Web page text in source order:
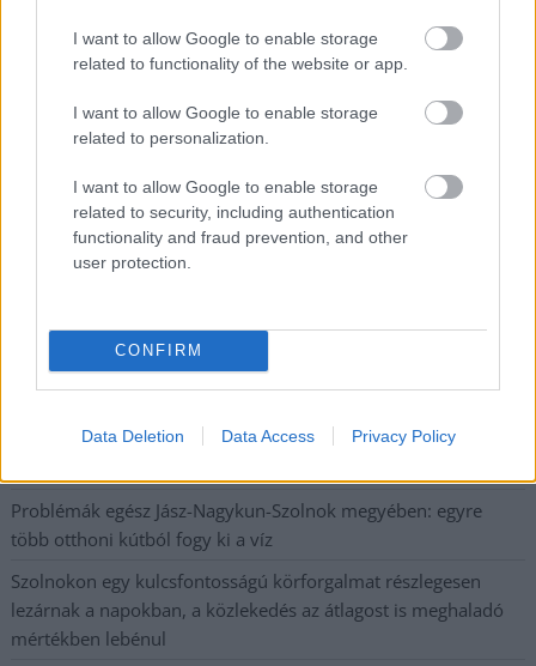
I want to allow Google to enable storage
related to functionality of the website or app.
I want to allow Google to enable storage
related to personalization.
I want to allow Google to enable storage
related to security, including authentication
functionality and fraud prevention, and other
user protection.
CONFIRM
Data Deletion Data Access Privacy Policy
a hazai turizmusról
Óriási, több mint két méteres harcsát fogott a Tiszán a 13 éves
Hétfőn kezdik, csütörtökön végeznek – lezárás miatt
fennakadásokra és pótlóbuszos közlekedésre számítsunk az
egyik Jász-Nagykun-Szolnok megyei vasútvonalon
Magyarország jobban látszik közelről – heti médiaszemle a
független helyi sajtóból
büntetőügyében, vesztegetés miatt 3 év letöltendőt kaphat és
Problémák egész Jász-Nagykun-Szolnok megyében: egyre
több otthoni kútból fogy ki a víz
Szolnokon egy kulcsfontosságú körforgalmat részlegesen
lezárnak a napokban, a közlekedés az átlagost is meghaladó
mértékben lebénul